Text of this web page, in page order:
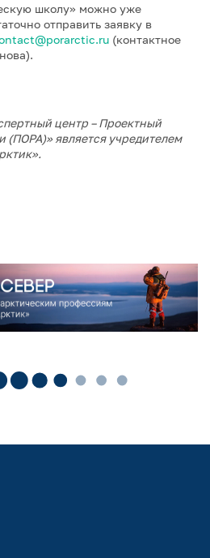
школу» можно уже
отправить заявку в
(контактное
центр – Проектный
(ПОРА)» является учредителем